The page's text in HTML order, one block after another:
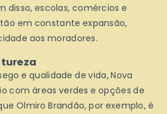
disso, escolas, comércios e
em constante expansão,
aos moradores.
e qualidade de vida, Nova
com áreas verdes e opções de
Olmiro Brandão, por exemplo, é